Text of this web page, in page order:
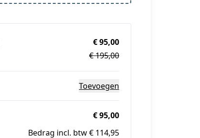
€ 95,00
€ 195,00
Toevoegen
€ 95,00
Bedrag incl. btw € 114,95